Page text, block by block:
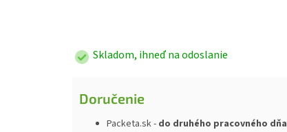
Skladom, ihneď na odoslanie
Doručenie
Packeta.sk - do druhého pracovného dňa